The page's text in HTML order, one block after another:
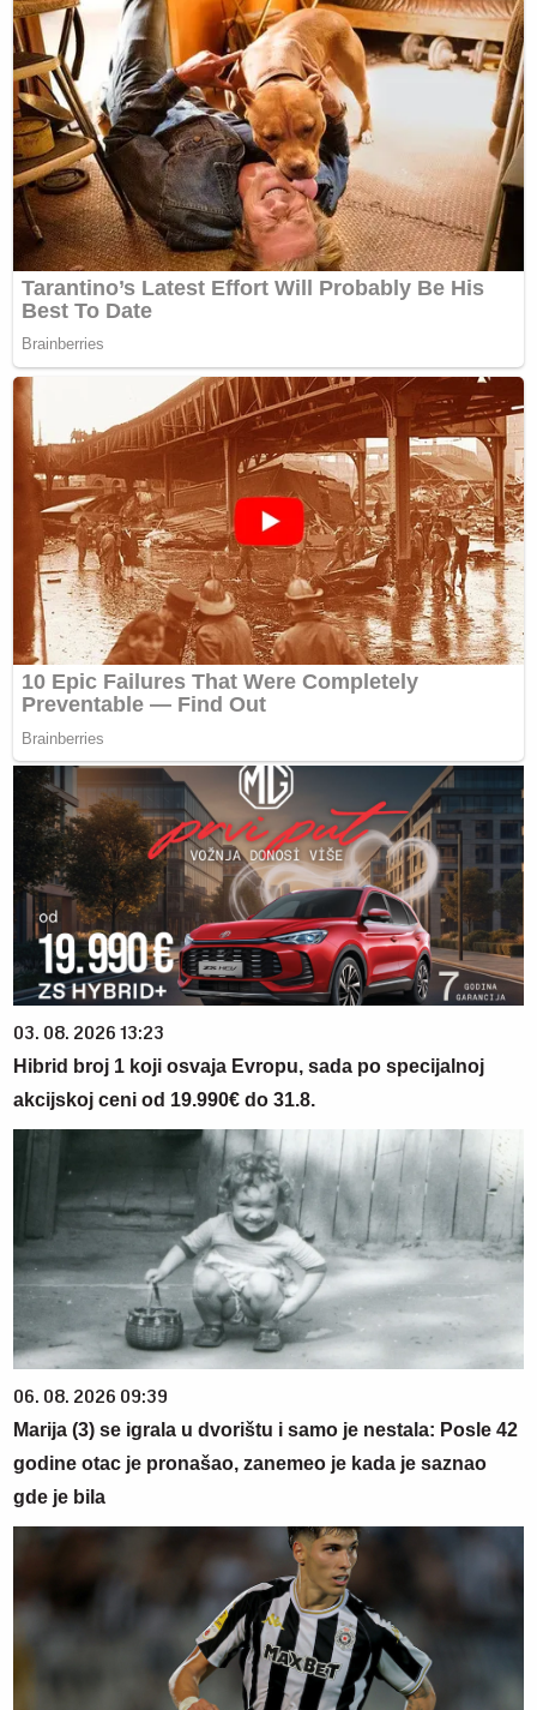
03. 08. 2026 13:23
Hibrid broj 1 koji osvaja Evropu, sada po specijalnoj
akcijskoj ceni od 19.990€ do 31.8.
06. 08. 2026 09:39
Marija (3) se igrala u dvorištu i samo je nestala: Posle 42
godine otac je pronašao, zanemeo je kada je saznao
gde je bila